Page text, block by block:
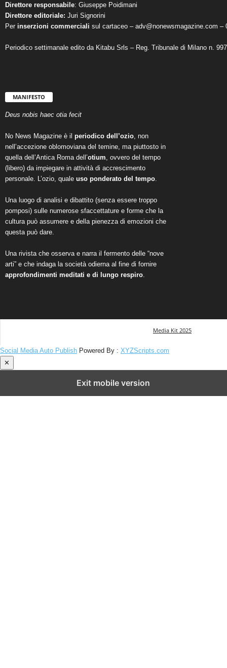
Direttore responsabile: Giuseppe Poidimani
Direttore editoriale: Juri Signorini
Per inserzioni commerciali sul cartaceo – adv@nonewsmagazine.com –
Periodico settimanale edito da Kitabu Srls – Reg. Tribunale di Milano n.
MANIFESTO
Deus nobis haec otia fecit
No News Magazine è il periodico dell’ozio , non
nell’accezione oblomoviana del temine, ma piuttosto in
quella dell’Antica Roma dell’otium , ovvero del tempo
(libero) da impiegare in attività di accrescimento
personale. L’ozio, quale uso ponderato del tempo
Una luogo di analisi e dibattito (senza essere troppo
pomposi) sulle numerose sfaccettature e forme che la
cultura può assumere e della pienezza di emozioni che
questa può dare.
Una rivista che osserva e narra il fermento delle “nove
arti” e che indaga la società odierna al fine di fornire
approfondimenti meditati e di lungo respiro
Media Kit 2025
Social Media Auto Publish Powered By : XYZScripts.com
✕
Exit mobile version